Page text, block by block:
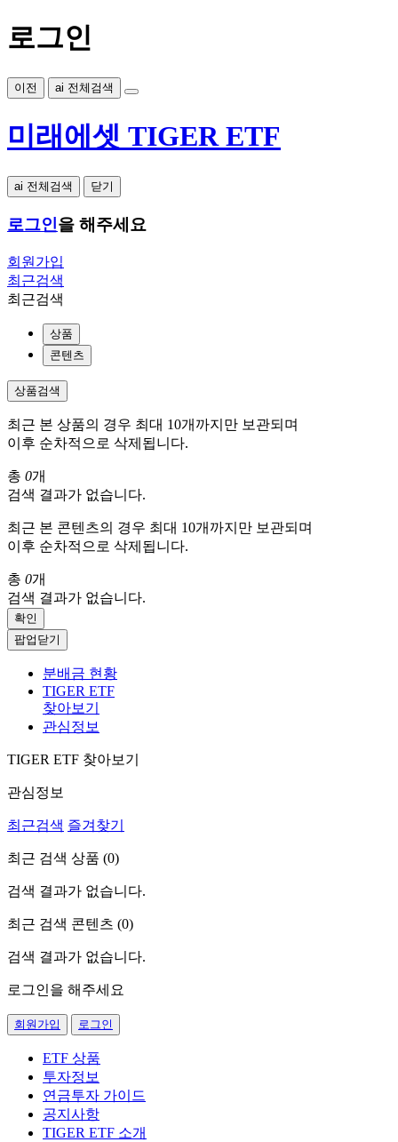
로그인
이전 ai 전체검색
미래에셋 TIGER ETF
ai 전체검색 닫기
로그인을 해주세요
회원가입
최근검색
최근검색
상품
콘텐츠
상품검색
최근 본 상품의 경우 최대 10개까지만 보관되며
이후 순차적으로 삭제됩니다.
총 0개
검색 결과가 없습니다.
최근 본 콘텐츠의 경우 최대 10개까지만 보관되며
이후 순차적으로 삭제됩니다.
총 0개
검색 결과가 없습니다.
확인
팝업닫기
분배금 현황
TIGER ETF
찾아보기
관심정보
TIGER ETF 찾아보기
관심정보
최근검색 즐겨찾기
최근 검색 상품 (0)
검색 결과가 없습니다.
최근 검색 콘텐츠 (0)
검색 결과가 없습니다.
로그인을 해주세요
회원가입 로그인
ETF 상품
투자정보
연금투자 가이드
공지사항
TIGER ETF 소개